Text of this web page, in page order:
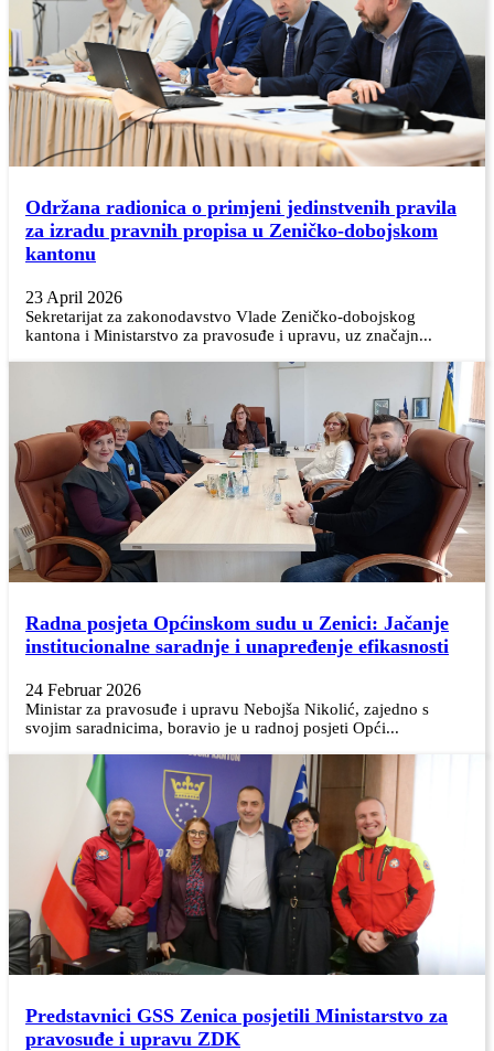
Održana radionica o primjeni jedinstvenih pravila
za izradu pravnih propisa u Zeničko-dobojskom
kantonu
23 April 2026
Sekretarijat za zakonodavstvo Vlade Zeničko-dobojskog
kantona i Ministarstvo za pravosuđe i upravu, uz značajn...
Radna posjeta Općinskom sudu u Zenici: Jačanje
institucionalne saradnje i unapređenje efikasnosti
24 Februar 2026
Ministar za pravosuđe i upravu Nebojša Nikolić, zajedno s
svojim saradnicima, boravio je u radnoj posjeti Opći...
Predstavnici GSS Zenica posjetili Ministarstvo za
pravosuđe i upravu ZDK